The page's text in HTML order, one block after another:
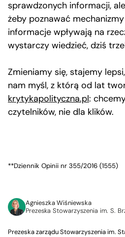
sprawdzonych informacji,
żeby poznawać
informacje wpływają na
wystarczy wiedzieć, dziś
Zmieniamy się, stajemy
nam myśl, z którą od lat
krytykapolityczna.pl:
czytelników, nie dla klików.
**Dziennik Opinii nr 355/2016 (1555)
Agnieszka Wiśniewska
Prezeska Stowarzyszenia im. S.
Prezeska zarządu Stowarzyszenia im.